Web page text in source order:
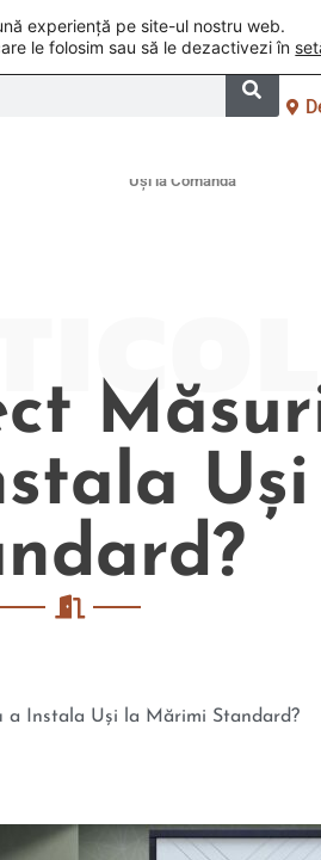
Uși la Comandă
a Instala Uși la Mărimi Standard?
experiență pe site-ul nostru web.
le folosim sau să le dezactivezi în